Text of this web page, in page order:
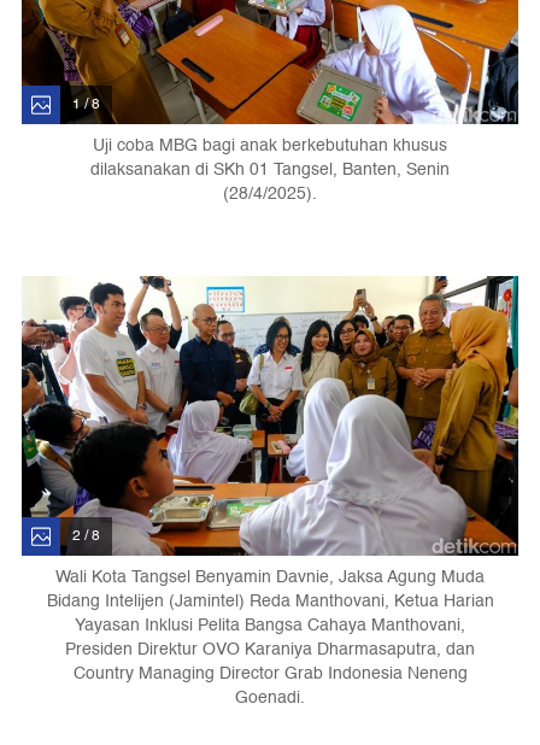
1 / 8
Uji coba MBG bagi anak berkebutuhan khusus
dilaksanakan di SKh 01 Tangsel, Banten, Senin
(28/4/2025).
2 / 8
Wali Kota Tangsel Benyamin Davnie, Jaksa Agung Muda
Bidang Intelijen (Jamintel) Reda Manthovani, Ketua Harian
Yayasan Inklusi Pelita Bangsa Cahaya Manthovani,
Presiden Direktur OVO Karaniya Dharmasaputra, dan
Country Managing Director Grab Indonesia Neneng
Goenadi.